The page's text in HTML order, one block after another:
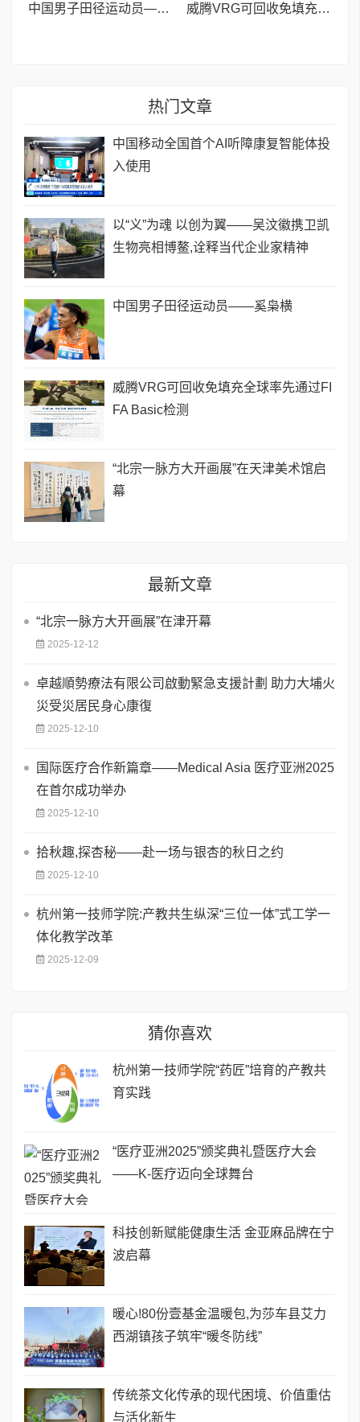
中国男子田径运动员——奚枭横 威腾VRG可回收免填充全球率先通过FIFA Basic检测
热门文章
中国移动全国首个AI听障康复智能体投
入使用
以“义”为魂 以创为翼——吴汶徽携卫凯
生物亮相博鳌,诠释当代企业家精神
中国男子田径运动员——奚枭横
威腾VRG可回收免填充全球率先通过FI
FA Basic检测
“北宗一脉方大开画展”在天津美术馆启
幕
最新文章
“北宗一脉方大开画展”在津开幕
2025-12-12
卓越順勢療法有限公司啟動緊急支援計劃 助力大埔火
災受災居民身心康復
2025-12-10
国际医疗合作新篇章——Medical Asia 医疗亚洲2025
在首尔成功举办
2025-12-10
拾秋趣,探杏秘——赴一场与银杏的秋日之约
2025-12-10
杭州第一技师学院:产教共生纵深“三位一体”式工学一
体化教学改革
2025-12-09
猜你喜欢
杭州第一技师学院“药匠”培育的产教共
育实践
“医疗亚洲2025”颁奖典礼暨医疗大会
——K-医疗迈向全球舞台
科技创新赋能健康生活 金亚麻品牌在宁
波启幕
暖心!80份壹基金温暖包,为莎车县艾力
西湖镇孩子筑牢“暖冬防线”
传统茶文化传承的现代困境、价值重估
与活化新生